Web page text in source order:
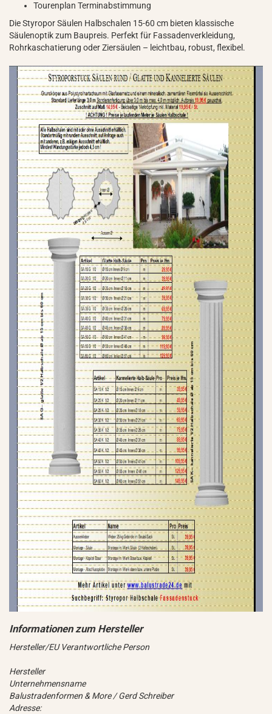
Tourenplan Terminabstimmung
Die Styropor Säulen Halbschalen 15-60 cm bieten klassische
Säulenoptik zum Baupreis. Perfekt für Fassadenverkleidung,
Rohrkaschatierung oder Ziersäulen – leichtbau, robust, flexibel.
Hersteller/EU Verantwortliche Person
Hersteller
Unternehmensname
Balustradenformen & More / Gerd Schreiber
Adresse: